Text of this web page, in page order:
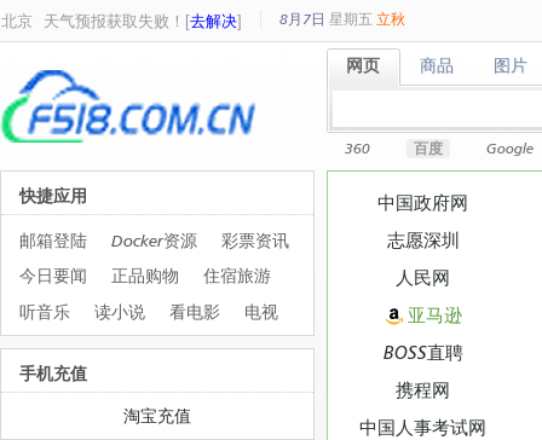
北京 天气预报获取失败！[去解决] 8月7日 星期五 立秋
网页
网页 商品
商品 图片
图片
360 百度 Google
中国政府网
志愿深圳
人民网
亚马逊
BOSS直聘
携程网
中国人事考试网
快捷应用
邮箱登陆 Docker资源
彩票资讯
今日要闻
正品购物
住宿旅游
听音乐
读小说 看电影 电视
手机充值
淘宝充值